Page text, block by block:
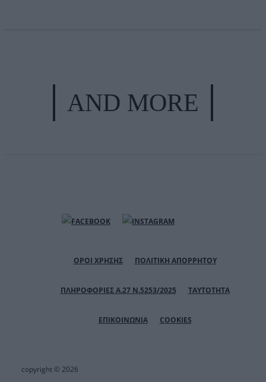
AND MORE
ΟΡΟΙ ΧΡΗΣΗΣ ΠΟΛΙΤΙΚΗ ΑΠΟΡΡΗΤΟΥ
ΠΛΗΡΟΦΟΡΙΕΣ Α.27 Ν.5253/2025 ΤΑΥΤΟΤΗΤΑ
ΕΠΙΚΟΙΝΩΝΙΑ COOKIES
copyright © 2026